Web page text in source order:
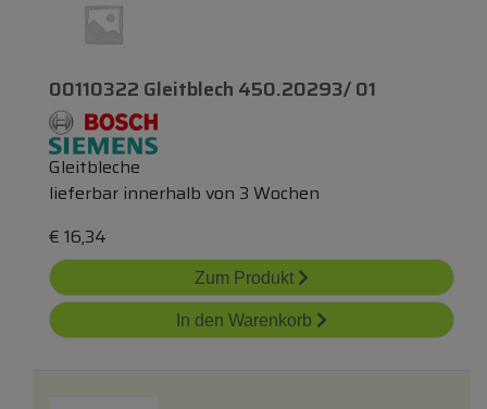
00110322 Gleitblech 450.20293/ 01
Gleitbleche
lieferbar innerhalb von 3 Wochen
€ 16,34
Zum Produkt
In den Warenkorb